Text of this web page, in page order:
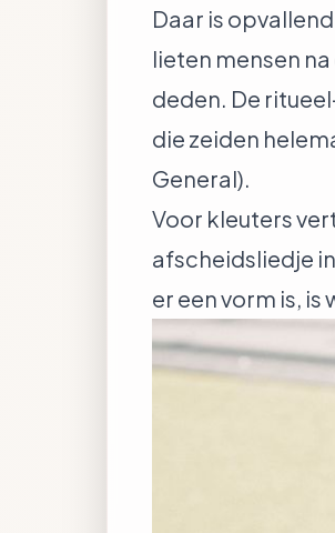
Daar is
lieten mensen
deden. De
die zeiden
General).
Voor kleuters
afscheidsliedje
er een vorm is,